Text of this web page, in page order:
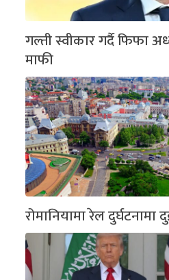
गल्ती स्वीकार गर्दै फिफा
माफी
रोमानियामा रेल